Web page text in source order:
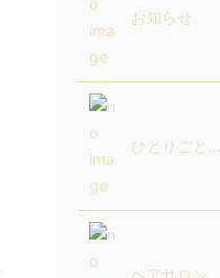
お知らせ
ひとりごと…
ヘアサロン